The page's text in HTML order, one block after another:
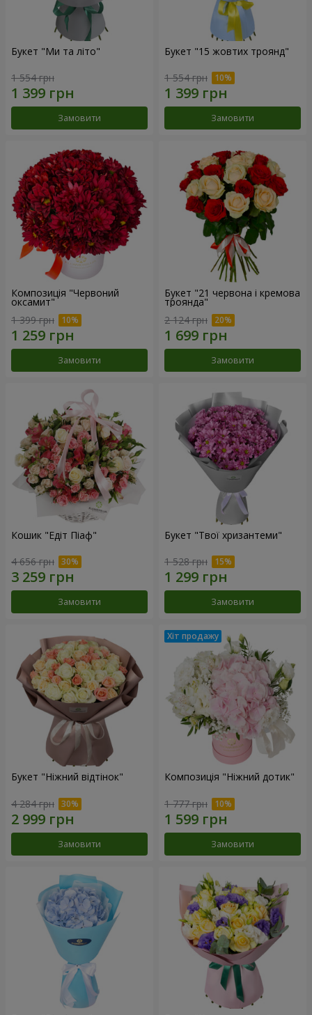
Букет "Ми та літо"
1 554 грн
Замовити
Букет "15 жовтих троянд"
1 554 грн
Замовити
Композиція "Червоний
оксамит"
1 399 грн
Замовити
Букет "21 червона і кремова
троянда"
2 124 грн
Замовити
Кошик "Едіт Піаф"
4 656 грн
Замовити
Букет "Твої хризантеми"
1 528 грн
Замовити
Букет "Ніжний відтінок"
4 284 грн
Замовити
Композиція "Ніжний дотик"
1 777 грн
Замовити